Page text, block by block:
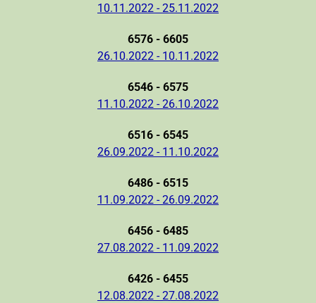
10.11.2022 - 25.11.2022
6576 - 6605
26.10.2022 - 10.11.2022
6546 - 6575
11.10.2022 - 26.10.2022
6516 - 6545
26.09.2022 - 11.10.2022
6486 - 6515
11.09.2022 - 26.09.2022
6456 - 6485
27.08.2022 - 11.09.2022
6426 - 6455
12.08.2022 - 27.08.2022